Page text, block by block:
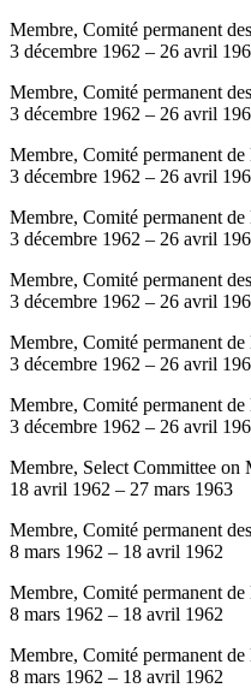
Membre, Comité permanent
3 décembre 1962 – 26 avril
Membre, Comité permanent
3 décembre 1962 – 26 avril
Membre, Comité permanent de
3 décembre 1962 – 26 avril
Membre, Comité permanent
3 décembre 1962 – 26 avril
Membre, Comité permanent
3 décembre 1962 – 26 avril
Membre, Comité permanent
3 décembre 1962 – 26 avril
Membre, Comité permanent de
3 décembre 1962 – 26 avril
Membre, Select Committee on
18 avril 1962 – 27 mars 1963
Membre, Comité permanent
8 mars 1962 – 18 avril 1962
Membre, Comité permanent de
8 mars 1962 – 18 avril 1962
Membre, Comité permanent de
8 mars 1962 – 18 avril 1962